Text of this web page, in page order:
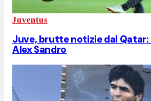
Juventus
Juve, brutte notizie dal
Alex Sandro